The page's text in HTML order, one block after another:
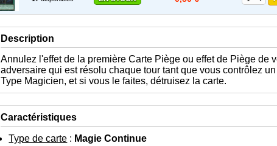
Description
Annulez l'effet de la première Carte Piège ou effet de Piège de
adversaire qui est résolu chaque tour tant que vous contrôlez
Type Magicien, et si vous le faites, détruisez la carte.
Caractéristiques
Type de carte : Magie Continue